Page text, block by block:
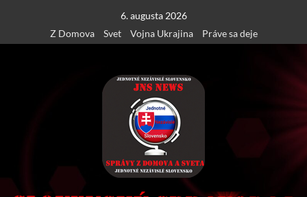
content
6. augusta 2026
Z Domova
Svet Vojna Ukrajina Práve sa deje